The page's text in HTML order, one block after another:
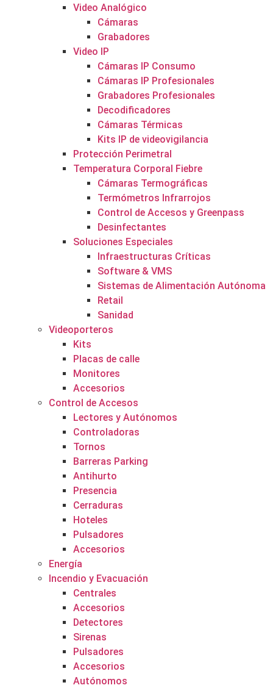
Video Analógico
Cámaras
Grabadores
Video IP
Cámaras IP Consumo
Cámaras IP Profesionales
Grabadores Profesionales
Decodificadores
Cámaras Térmicas
Kits IP de videovigilancia
Protección Perimetral
Temperatura Corporal Fiebre
Cámaras Termográficas
Termómetros Infrarrojos
Control de Accesos y Greenpass
Desinfectantes
Soluciones Especiales
Infraestructuras Críticas
Software & VMS
Sistemas de Alimentación Autónoma
Retail
Sanidad
Videoporteros
Kits
Placas de calle
Monitores
Accesorios
Control de Accesos
Lectores y Autónomos
Controladoras
Tornos
Barreras Parking
Antihurto
Presencia
Cerraduras
Hoteles
Pulsadores
Accesorios
Energía
Incendio y Evacuación
Centrales
Accesorios
Detectores
Sirenas
Pulsadores
Accesorios
Autónomos